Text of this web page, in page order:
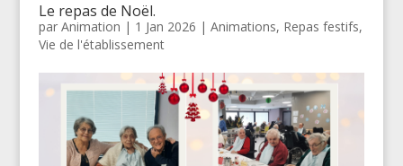
Le repas de Noël.
par Animation | 1 Jan 2026 | Animations, Repas festifs,
Vie de l'établissement